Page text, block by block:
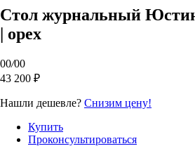
Стол журнальный
| орех
00/00
43 200 ₽
Нашли дешевле? Снизим цену!
Купить
Проконсультироваться